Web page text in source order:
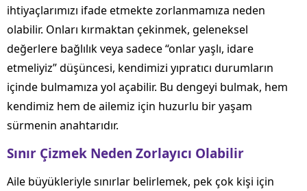
ihtiyaçlarımızı ifade etmekte zorlanmamıza neden
olabilir. Onları kırmaktan çekinmek, geleneksel
değerlere bağlılık veya sadece “onlar yaşlı, idare
etmeliyiz” düşüncesi, kendimizi yıpratıcı durumların
içinde bulmamıza yol açabilir. Bu dengeyi bulmak, hem
kendimiz hem de ailemiz için huzurlu bir yaşam
sürmenin anahtarıdır.
Sınır Çizmek Neden Zorlayıcı Olabilir
Aile büyükleriyle sınırlar belirlemek, pek çok kişi için